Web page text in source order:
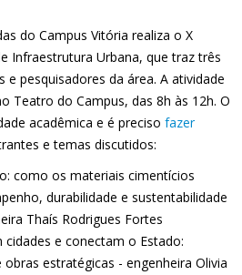
do Campus Vitória realiza o X
Infraestrutura Urbana, que traz três
pesquisadores da área. A atividade
Teatro do Campus, das 8h às 12h. O
acadêmica e é preciso fazer
e temas discutidos:
como os materiais cimentícios
durabilidade e sustentabilidade
Thaís Rodrigues Fortes
cidades e conectam o Estado:
estratégicas - engenheira Olivia